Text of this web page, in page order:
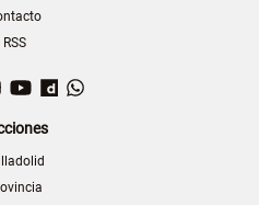
RSS
Instagram
YouTubeDailymotion